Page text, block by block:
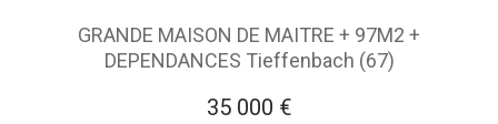
GRANDE MAISON DE MAITRE + 97M2 +
DEPENDANCES Tieffenbach (67)
35 000 €